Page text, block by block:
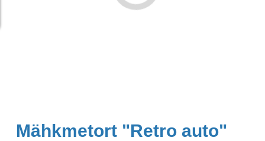
Mähkmetort "Retro auto"